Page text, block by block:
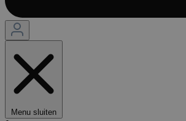
Menu sluiten